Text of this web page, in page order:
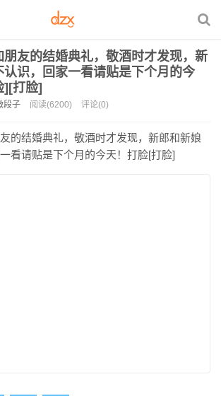
友的结婚典礼，敬酒时才发现，新
认识，回家一看请贴是下个月的今
][打脸]
段子 阅读(6200) 评论(0)
的结婚典礼，敬酒时才发现，新郎和新娘
看请贴是下个月的今天！打脸[打脸]